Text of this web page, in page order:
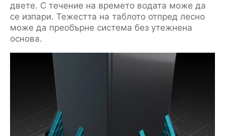
двете. С течение на времето водата може да
се изпари. Тежестта на таблото отпред лесно
може да преобърне система без утежнена
основа.